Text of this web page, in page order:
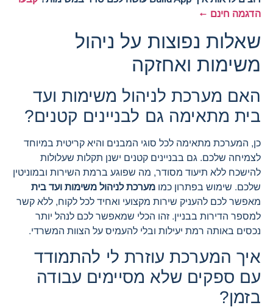
הדגמה חינם ←
שאלות נפוצות על ניהול
משימות ואחזקה
האם מערכת לניהול משימות ועד
בית מתאימה גם לבניינים קטנים?
כן, המערכת מתאימה לכל סוגי המבנים והיא קריטית במיוחד
לצמיחה שלכם. גם בבניינים קטנים ישנן תקלות שעלולות
להישכח ללא תיעוד מסודר, מה שפוגע ברמת השירות ובמוניטין
שלכם. שימוש בפתרון כמו מערכת לניהול משימות ועד בית
מאפשר לכם להעניק שירות מקצועי ואחיד לכל לקוח, ללא קשר
למספר הדירות בבניין. זהו הכלי שמאפשר לכם לנהל יותר
נכסים באותה רמת יעילות ובלי להעמיס על הצוות המשרדי.
איך המערכת עוזרת לי להתמודד
עם ספקים שלא מסיימים עבודה
בזמן?